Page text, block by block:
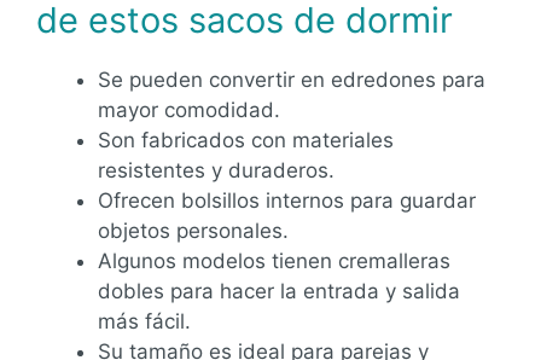
de estos sacos de dormir
Se pueden convertir en edredones para
mayor comodidad.
Son fabricados con materiales
resistentes y duraderos.
Ofrecen bolsillos internos para guardar
objetos personales.
Algunos modelos tienen cremalleras
dobles para hacer la entrada y salida
más fácil.
Su tamaño es ideal para parejas y